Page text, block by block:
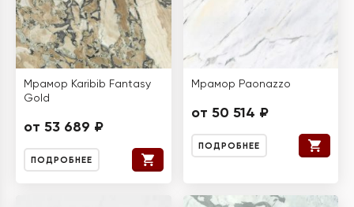
Мрамор Karibib Fantasy
Gold
от 53 689 ₽
ПОДРОБНЕЕ
Мрамор Paonazzo
от 50 514 ₽
ПОДРОБНЕЕ